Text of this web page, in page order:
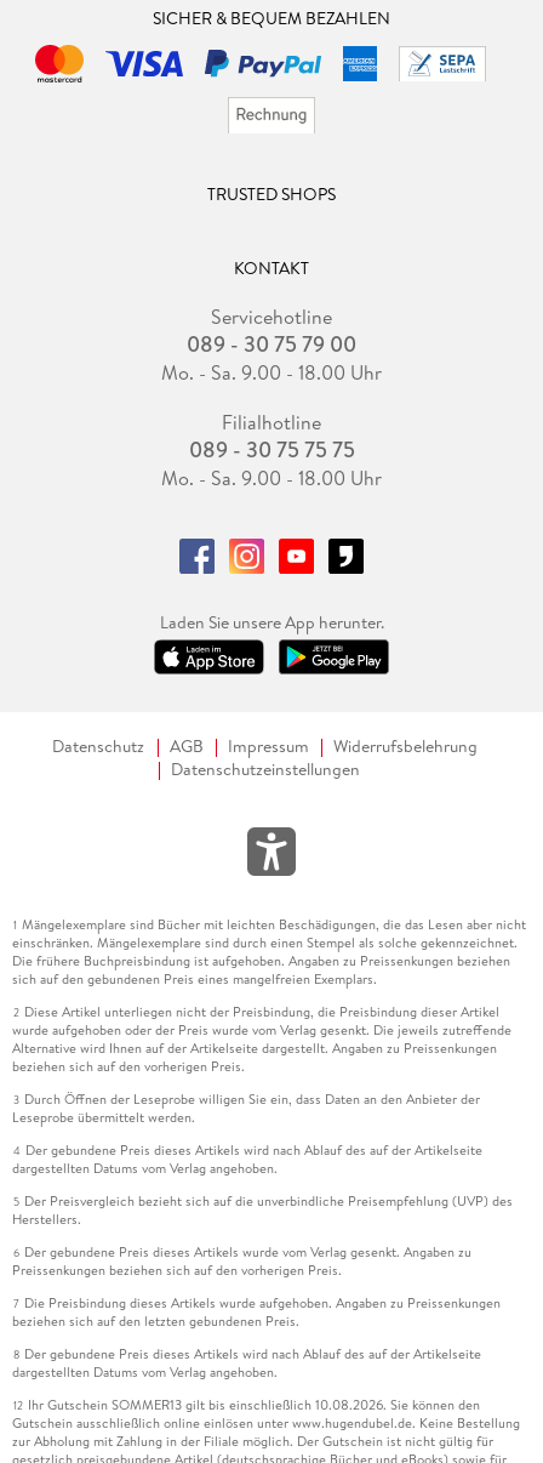
SICHER & BEQUEM BEZAHLEN
TRUSTED SHOPS
KONTAKT
Servicehotline
089 - 30 75 79 00
Mo. - Sa. 9.00 - 18.00 Uhr
Filialhotline
089 - 30 75 75 75
Mo. - Sa. 9.00 - 18.00 Uhr
Laden Sie unsere App herunter.
Datenschutz AGB Impressum
Widerrufsbelehrung
Datenschutzeinstellungen
1 Mängelexemplare sind Bücher mit leichten Beschädigungen, die das Lesen aber nicht
einschränken. Mängelexemplare sind durch einen Stempel als solche gekennzeichnet.
Die frühere Buchpreisbindung ist aufgehoben. Angaben zu Preissenkungen beziehen
sich auf den gebundenen Preis eines mangelfreien Exemplars.
2 Diese Artikel unterliegen nicht der Preisbindung, die Preisbindung dieser Artikel
wurde aufgehoben oder der Preis wurde vom Verlag gesenkt. Die jeweils zutreffende
Alternative wird Ihnen auf der Artikelseite dargestellt. Angaben zu Preissenkungen
beziehen sich auf den vorherigen Preis.
3 Durch Öffnen der Leseprobe willigen Sie ein, dass Daten an den Anbieter der
Leseprobe übermittelt werden.
4 Der gebundene Preis dieses Artikels wird nach Ablauf des auf der Artikelseite
dargestellten Datums vom Verlag angehoben.
5 Der Preisvergleich bezieht sich auf die unverbindliche Preisempfehlung (UVP) des
Herstellers.
6 Der gebundene Preis dieses Artikels wurde vom Verlag gesenkt. Angaben zu
Preissenkungen beziehen sich auf den vorherigen Preis.
7 Die Preisbindung dieses Artikels wurde aufgehoben. Angaben zu Preissenkungen
beziehen sich auf den letzten gebundenen Preis.
8 Der gebundene Preis dieses Artikels wird nach Ablauf des auf der Artikelseite
dargestellten Datums vom Verlag angehoben.
12 Ihr Gutschein SOMMER13 gilt bis einschließlich 10.08.2026. Sie können den
Gutschein ausschließlich online einlösen unter www.hugendubel.de. Keine Bestellung
zur Abholung mit Zahlung in der Filiale möglich. Der Gutschein ist nicht gültig für
gesetzlich preisgebundene Artikel (deutschsprachige Bücher und eBooks) sowie für